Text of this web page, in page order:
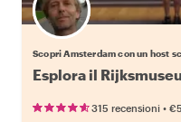
Scegli il tuo
Scopri Amsterdam con un host
Esplora il
315 recensioni •